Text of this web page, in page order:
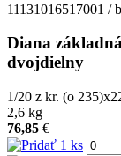
11131016517001 /
Diana
dvojdielny
1/20 z kr. (o
2,6 kg
76,85 €